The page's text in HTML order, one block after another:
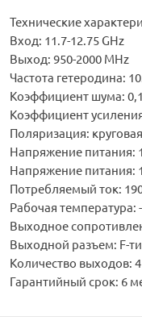
Технические
Вход: 11.7-12.75 GHz
Выход: 950-2000 MHz
Частота гетеродина:
Коэффициент шума:
Коэффициент
Поляризация:
Напряжение питания:
Напряжение питания:
Потребляемый ток:
Рабочая температура: -
Выходное
Выходной разъем: F-
Количество выходов: 4
Гарантийный срок: 6